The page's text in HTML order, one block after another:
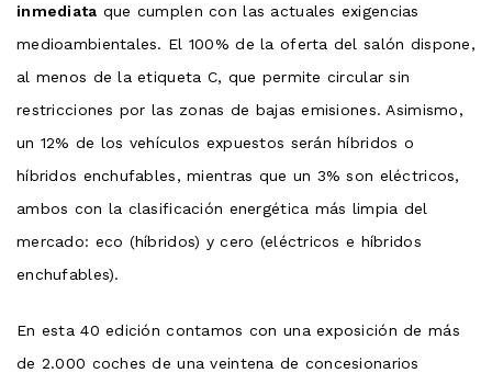
inmediata que cumplen con las actuales exigencias
medioambientales. El 100% de la oferta del salón dispone,
al menos de la etiqueta C, que permite circular sin
restricciones por las zonas de bajas emisiones. Asimismo,
un 12% de los vehículos expuestos serán híbridos o
híbridos enchufables, mientras que un 3% son eléctricos,
ambos con la clasificación energética más limpia del
mercado: eco (híbridos) y cero (eléctricos e híbridos
enchufables).
En esta 40 edición contamos con una exposición de más
de 2.000 coches de una veintena de concesionarios